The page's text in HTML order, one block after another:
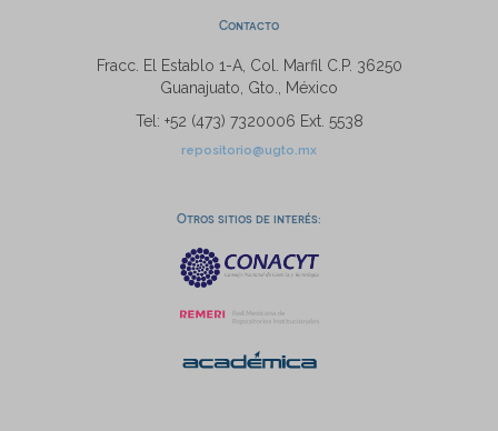
Contacto
Fracc. El Establo 1-A, Col. Marfil C.P. 36250
Guanajuato, Gto., México
Tel: +52 (473) 7320006 Ext. 5538
repositorio@ugto.mx
Otros sitios de interés: